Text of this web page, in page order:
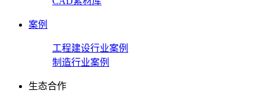
案例
工程建设行业案例
制造行业案例
生态合作